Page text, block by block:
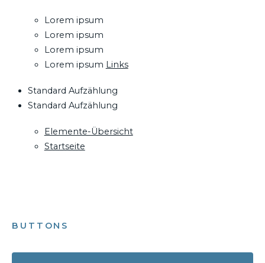
Lorem ipsum
Lorem ipsum
Lorem ipsum
Lorem ipsum Links
Standard Aufzählung
Standard Aufzählung
Elemente-Übersicht
Startseite
BUTTONS